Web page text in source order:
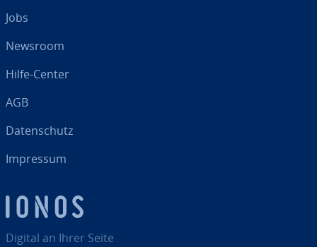
Digital an Ihrer Seite
Jobs
Newsroom
Hilfe-Center
AGB
Da­ten­schutz
Impressum